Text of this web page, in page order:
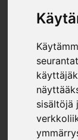
sisältöjä